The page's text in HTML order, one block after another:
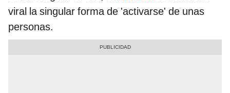
viral la singular forma de 'activarse' de unas
personas.